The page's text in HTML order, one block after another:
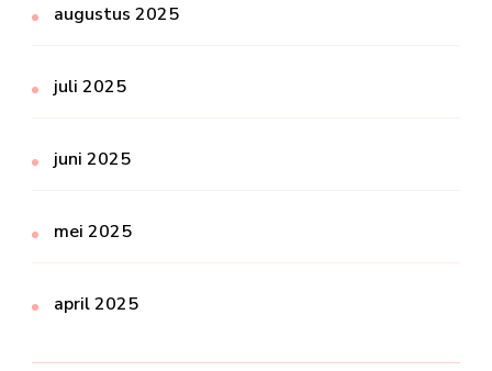
augustus 2025
juli 2025
juni 2025
mei 2025
april 2025